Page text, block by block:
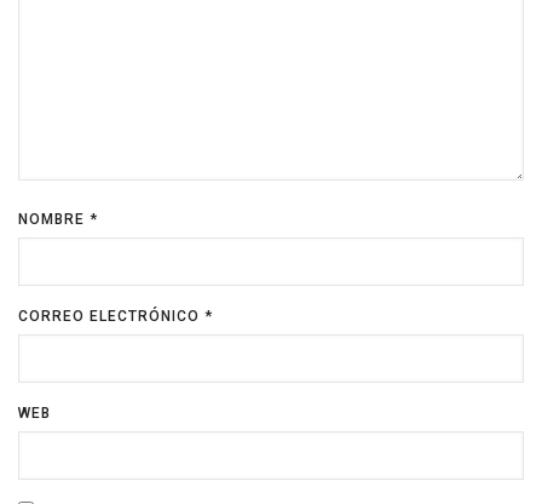
NOMBRE *
CORREO ELECTRÓNICO *
WEB